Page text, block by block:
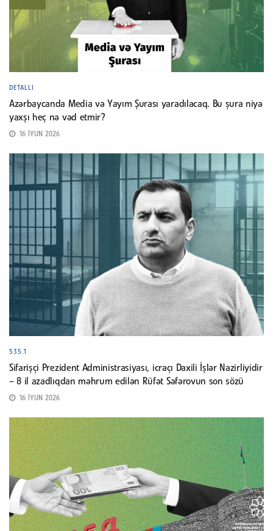
DETALLI
Azərbaycanda Media və Yayım Şurası yaradılacaq. Bu şura niyə
yaxşı heç nə vəd etmir?
16 İYUN 2026
535.1
Sifarişçi Prezident Administrasiyası, icraçı Daxili İşlər Nazirliyidir
– 8 il azadlıqdan məhrum edilən Rüfət Səfərovun son sözü
16 İYUN 2026